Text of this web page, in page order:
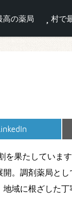
高の薬局 村で
果たしていま
。調剤薬局と
域に根ざした